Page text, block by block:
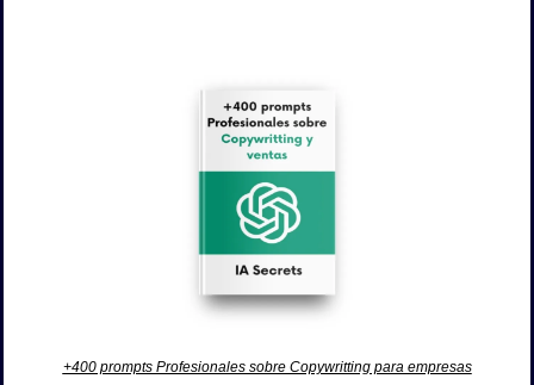
+400 prompts Profesionales sobre Copywritting para empresas